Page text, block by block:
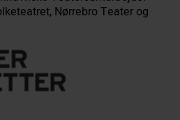
Nørrebro Teater og